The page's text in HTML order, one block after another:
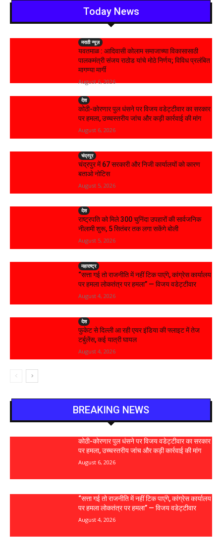
Today News
मराठी न्यूज़
यवतमाळ : आदिवासी कोलाम समाजाच्या विकासासाठी
पालकमंत्री संजय राठोड यांचे मोठे निर्णय; विविध प्रलंबित
मागण्या मार्गी
August 6, 2026
देश
कोठी-कोरणार पुल धंसने पर विजय वडेट्टीवार का सरकार
पर हमला, उच्चस्तरीय जांच और कड़ी कार्रवाई की मांग
August 6, 2026
चंद्रपूर
चंद्रपुर में 67 सरकारी और निजी कार्यालयों को कारण
बताओ नोटिस
August 5, 2026
देश
राष्ट्रपति को मिले 300 चुनिंदा उपहारों की सार्वजनिक
नीलामी शुरू, 5 सितंबर तक लगा सकेंगे बोली
August 5, 2026
महाराष्ट्र
“सत्ता गई तो राजनीति में नहीं टिक पाएंगे, कांग्रेस कार्यालय
पर हमला लोकतंत्र पर हमला” — विजय वडेट्टीवार
August 4, 2026
देश
फुकेट से दिल्ली आ रही एयर इंडिया की फ्लाइट में तेज
टर्बुलेंस, कई यात्री घायल
August 4, 2026
BREAKING NEWS
कोठी-कोरणार पुल धंसने पर विजय वडेट्टीवार का सरकार
पर हमला, उच्चस्तरीय जांच और कड़ी कार्रवाई की मांग
August 6, 2026
“सत्ता गई तो राजनीति में नहीं टिक पाएंगे, कांग्रेस कार्यालय
पर हमला लोकतंत्र पर हमला” — विजय वडेट्टीवार
August 4, 2026